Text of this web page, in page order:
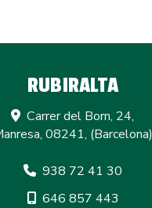
RUBIRALTA
Carrer del Born, 24,
, 08241, (Barcelona)
938 72 41 30
646 857 443